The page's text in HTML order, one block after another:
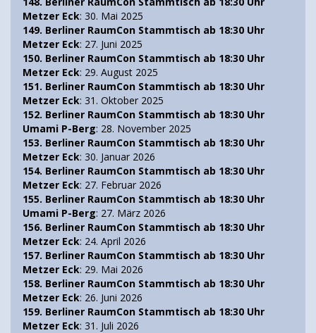
Metzer Eck: 30. Mai 2025
149. Berliner RaumCon Stammtisch ab 18:30 Uhr
Metzer Eck: 27. Juni 2025
150. Berliner RaumCon Stammtisch ab 18:30 Uhr
Metzer Eck: 29. August 2025
151. Berliner RaumCon Stammtisch ab 18:30 Uhr
Metzer Eck: 31. Oktober 2025
152. Berliner RaumCon Stammtisch ab 18:30 Uhr
Umami P-Berg: 28. November 2025
153. Berliner RaumCon Stammtisch ab 18:30 Uhr
Metzer Eck: 30. Januar 2026
154. Berliner RaumCon Stammtisch ab 18:30 Uhr
Metzer Eck: 27. Februar 2026
155. Berliner RaumCon Stammtisch ab 18:30 Uhr
Umami P-Berg: 27. März 2026
156. Berliner RaumCon Stammtisch ab 18:30 Uhr
Metzer Eck: 24. April 2026
157. Berliner RaumCon Stammtisch ab 18:30 Uhr
Metzer Eck: 29. Mai 2026
158. Berliner RaumCon Stammtisch ab 18:30 Uhr
Metzer Eck: 26. Juni 2026
159. Berliner RaumCon Stammtisch ab 18:30 Uhr
Metzer Eck: 31. Juli 2026